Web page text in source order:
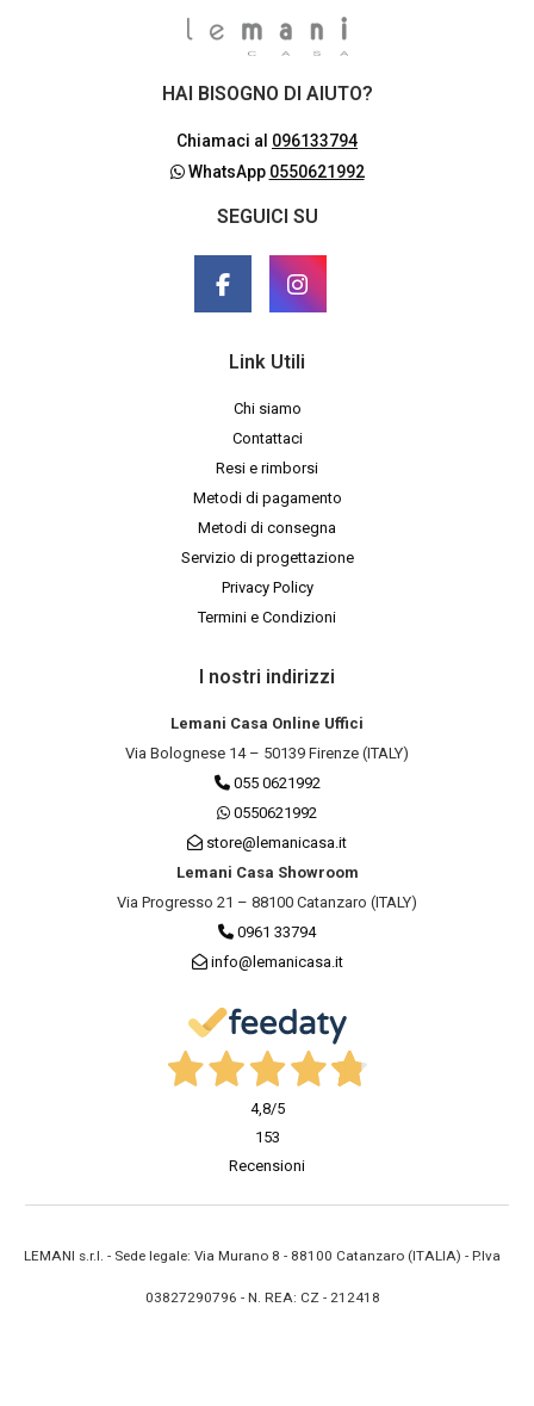
HAI BISOGNO DI AIUTO?
Chiamaci al 096133794
WhatsApp 0550621992
SEGUICI SU
Link Utili
Chi siamo
Contattaci
Resi e rimborsi
Metodi di pagamento
Metodi di consegna
Servizio di progettazione
Privacy Policy
Termini e Condizioni
I nostri indirizzi
Lemani Casa Online Uffici
Via Bolognese 14 – 50139 Firenze (ITALY)
055 0621992
0550621992
store@lemanicasa.it
Lemani Casa Showroom
Via Progresso 21 – 88100 Catanzaro (ITALY)
0961 33794
info@lemanicasa.it
4,8/5
153
Recensioni
LEMANI s.r.l. - Sede legale: Via Murano 8 - 88100 Catanzaro (ITALIA) - P.Iva
03827290796 - N. REA: CZ - 212418